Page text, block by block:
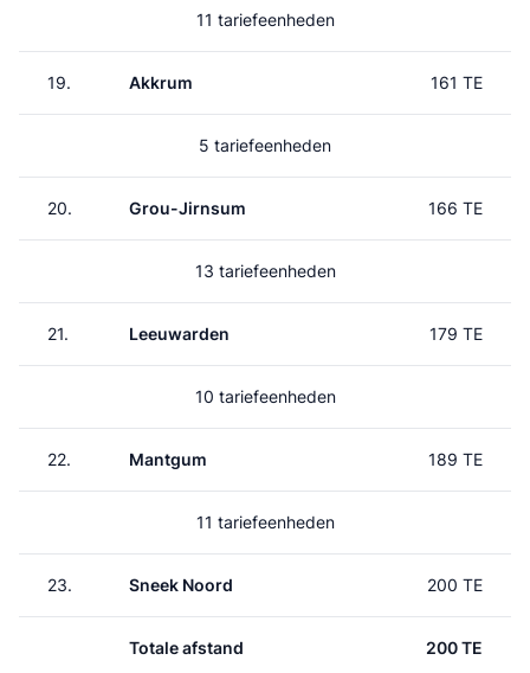
11 tariefeenheden
19. Akkrum 161 TE
5 tariefeenheden
20. Grou-Jirnsum 166 TE
13 tariefeenheden
21. Leeuwarden 179 TE
10 tariefeenheden
22. Mantgum 189 TE
11 tariefeenheden
23. Sneek Noord 200 TE
Totale afstand 200 TE